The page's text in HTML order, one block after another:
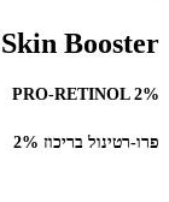
Skin Booster
PRO-RETINOL 2%
פרו-רטינול בריכוז 2%